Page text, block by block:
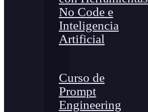
No Code e
Inteligencia
Artificial
Curso de
Prompt
Engineering